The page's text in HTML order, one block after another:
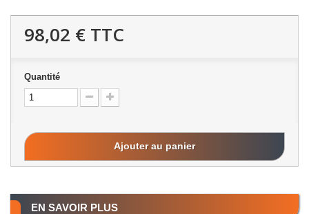
98,02 € TTC
Quantité
Ajouter au panier
EN SAVOIR PLUS